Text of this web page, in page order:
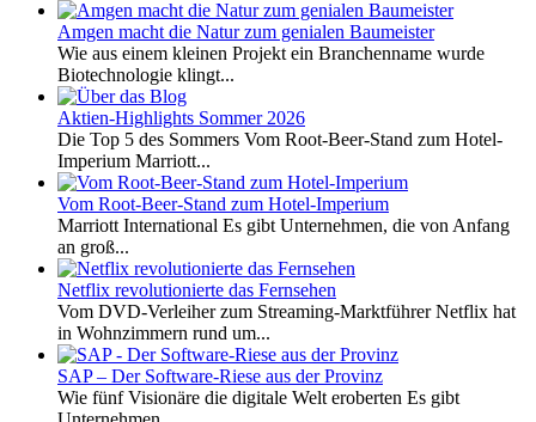
Amgen macht die Natur zum genialen Baumeister
Wie aus einem kleinen Projekt ein Branchenname wurde
Biotechnologie klingt...
Aktien-Highlights Sommer 2026
Die Top 5 des Sommers Vom Root-Beer-Stand zum Hotel-
Imperium Marriott...
Vom Root-Beer-Stand zum Hotel-Imperium
Marriott International Es gibt Unternehmen, die von Anfang
an groß...
Netflix revolutionierte das Fernsehen
Vom DVD-Verleiher zum Streaming-Marktführer Netflix hat
in Wohnzimmern rund um...
SAP – Der Software-Riese aus der Provinz
Wie fünf Visionäre die digitale Welt eroberten Es gibt